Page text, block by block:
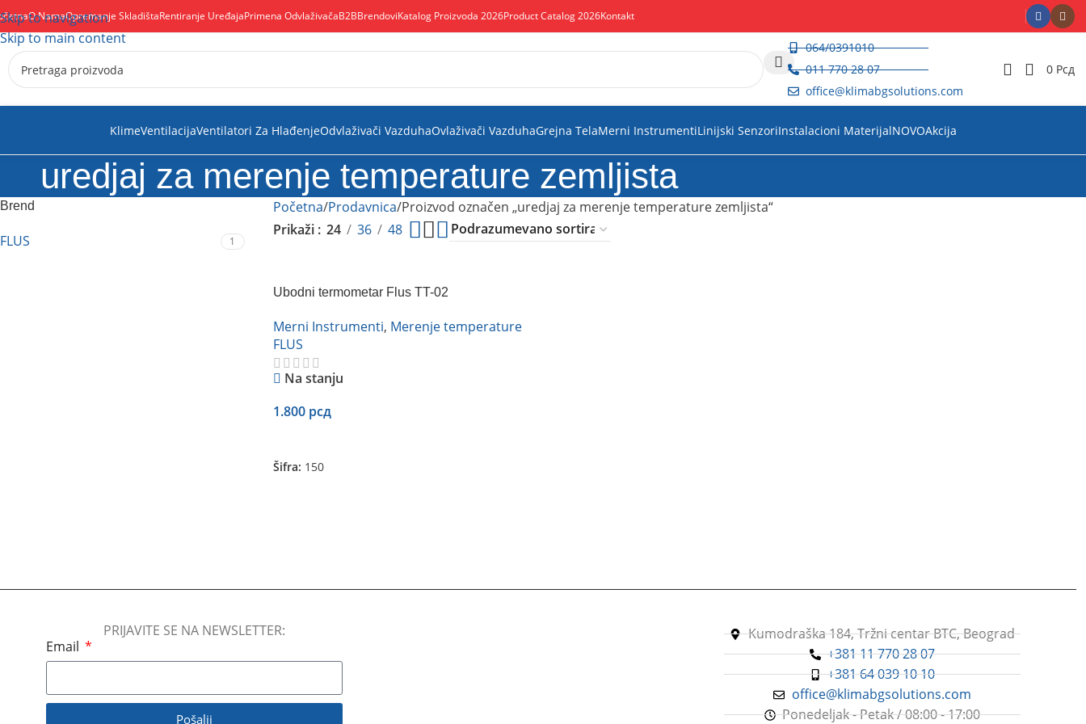
Skip to navigation
Skip to main content
O NamaOpremanje SkladištaRentiranje UređajaPrimena OdvlaživačaB2BBrendoviKatalog Proizvoda 2026Product Catalog 2026Kontakt
064/0391010
011 770 28 07
office@klimabgsolutions.com
0 Рсд
KlimeVentilacijaVentilatori Za HlađenjeOdvlaživači VazduhaOvlaživači VazduhaGrejna TelaMerni InstrumentiLinijski SenzoriInstalacioni MaterijalNOVOAkcija
uredjaj za merenje temperature zemljista
Brend
FLUS 1
Početna Prodavnica Proizvod označen „uredjaj za merenje temperature zemljista“
Prikaži
24 36 48
Ubodni termometar Flus TT-02
Merni Instrumenti, Merenje temperature
FLUS
Na stanju
1.800 рсд
Šifra: 150
PRIJAVITE SE NA NEWSLETTER:
Email
Pošalji
Kumodraška 184, Tržni centar BTC, Beograd
+381 11 770 28 07
+381 64 039 10 10
office@klimabgsolutions.com
Ponedeljak - Petak / 08:00 - 17:00